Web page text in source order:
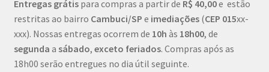
Entregas grátis para compras a partir de R$ 40,00e estão
restritas ao bairro Cambuci/SP e imediações(CEP 015xx-
xxx). Nossas entregas ocorrem de 10h às 18h00, de
segunda a sábado, exceto feriados. Compras após as
18h00 serão entregues no dia útil seguinte.